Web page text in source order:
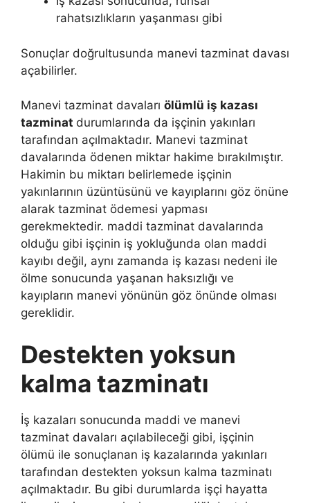
rahatsızlıkların yaşanması gibi
Sonuçlar doğrultusunda manevi tazminat davası
açabilirler.
Manevi tazminat davaları ölümlü iş kazası
tazminat durumlarında da işçinin yakınları
tarafından açılmaktadır. Manevi tazminat
davalarında ödenen miktar hakime bırakılmıştır.
Hakimin bu miktarı belirlemede işçinin
yakınlarının üzüntüsünü ve kayıplarını göz önüne
alarak tazminat ödemesi yapması
gerekmektedir. maddi tazminat davalarında
olduğu gibi işçinin iş yokluğunda olan maddi
kayıbı değil, aynı zamanda iş kazası nedeni ile
ölme sonucunda yaşanan haksızlığı ve
kayıpların manevi yönünün göz önünde olması
gereklidir.
Destekten yoksun
kalma tazminatı
İş kazaları sonucunda maddi ve manevi
tazminat davaları açılabileceği gibi, işçinin
ölümü ile sonuçlanan iş kazalarında yakınları
tarafından destekten yoksun kalma tazminatı
açılmaktadır. Bu gibi durumlarda işçi hayatta